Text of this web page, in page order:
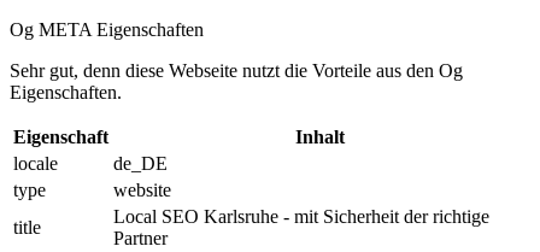
Og META Eigenschaften
Sehr gut, denn diese Webseite nutzt die Vorteile aus den Og
Eigenschaften.
Eigenschaft
Inhalt
locale
de_DE
type
website
title
Local SEO Karlsruhe - mit Sicherheit der richtige
Partner